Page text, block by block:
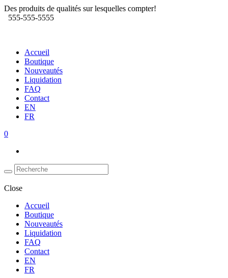
Des produits de qualités sur lesquelles compter!
555-555-5555
Accueil
Boutique
Nouveautés
Liquidation
FAQ
Contact
EN
FR
0
Close
Accueil
Boutique
Nouveautés
Liquidation
FAQ
Contact
EN
FR